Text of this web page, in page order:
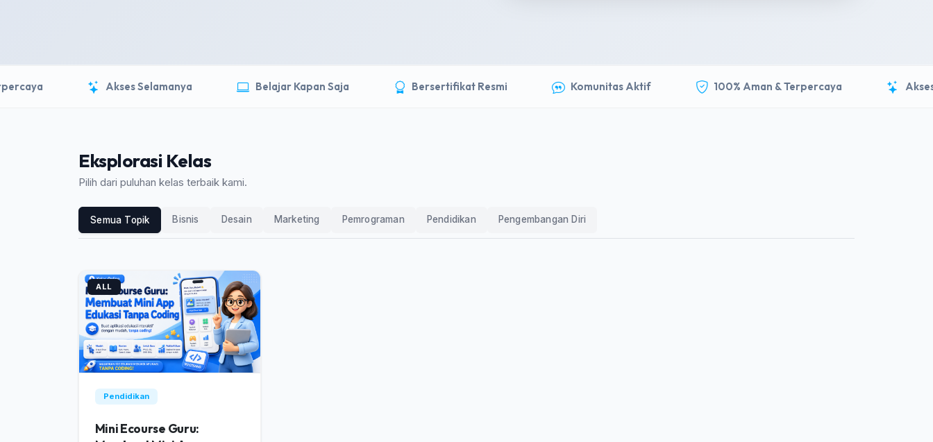
Akses Selamanya Belajar Kapan Saja Bersertifikat Resmi Komunitas Aktif 100% Aman & Terpercaya Akses
Eksplorasi Kelas
Pilih dari puluhan kelas terbaik kami.
Semua Topik Bisnis Desain Marketing Pemrograman Pendidikan Pengembangan Diri
ALL
Pendidikan
Mini Ecourse Guru: